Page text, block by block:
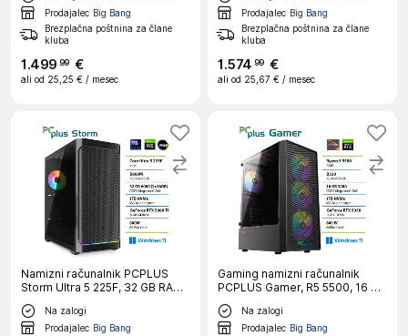
Brez OSProdajalec Big Bang
Brezplačna poštnina za člane
kluba
1 .499 99 €
ali od 25,25 € / mesec
Prodajalec Big Bang
Brezplačna poštnina za člane
kluba
1 .574 99 €
ali od 25,67 € / mesec
Namizni računalnik PCPLUS
Storm Ultra 5 225F, 32 GB RAM,
1 TB SSD, RTX 5060 Ti 8GB,
W11H|Gaming
Na zalogi
Prodajalec Big Bang
Gaming namizni računalnik
PCPLUS Gamer, R5 5500, 16 GB
RAM, 1 TB RAM, RTX 5050 8 GB,
W11H + Xbox GP
Na zalogi
Prodajalec Big Bang